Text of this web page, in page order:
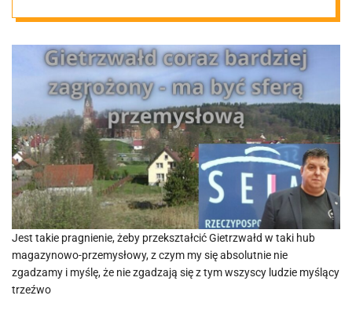
przez strefę
przemysłową
Jest takie pragnienie, żeby przekształcić Gietrzwałd w taki hub
magazynowo-przemysłowy, z czym my się absolutnie nie
zgadzamy i myślę, że nie zgadzają się z tym wszyscy ludzie myślący
trzeźwo